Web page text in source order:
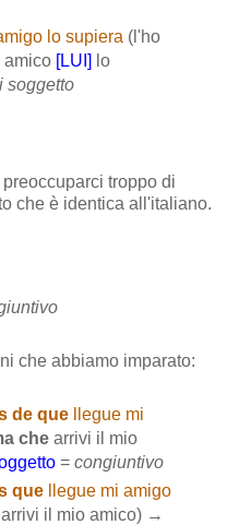
lo supiera (l'ho
[LUI] lo
soggetto
troppo di
che è identica all'italiano.
che abbiamo imparato:
de quellegue mi
chearrivi il mio
= congiuntivo
quellegue mi amigo
il mio amico) →